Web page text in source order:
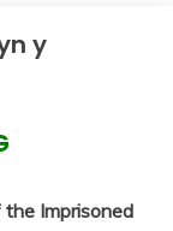
y
the Imprisoned